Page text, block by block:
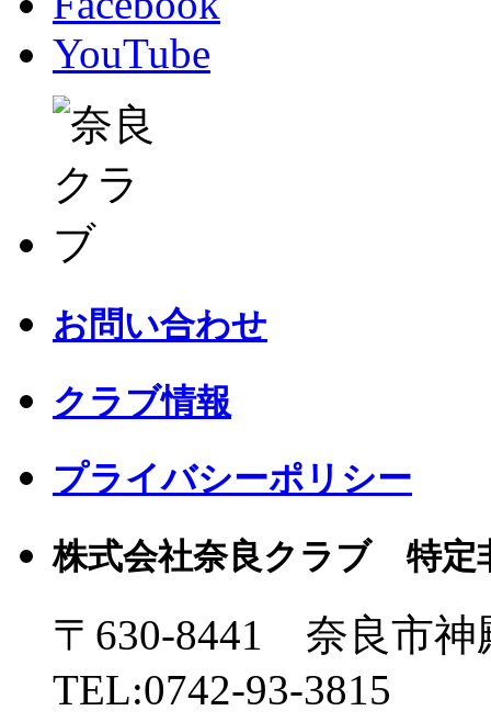
YouTube
お問い合わせ
クラブ情報
プライバシーポリシー
株式会社奈良クラブ 特定
〒630-8441 奈良市
TEL:0742-93-3815